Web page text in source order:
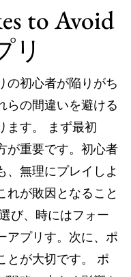
to Avoid
リ
の初心者が陥りがち
らの間違いを避ける
ます。 まず最初
が重要です。初心者
、無理にプレイしよ
れが敗因となること
び、時にはフォー
アプリす。次に、ポ
とが大切です。 ポ